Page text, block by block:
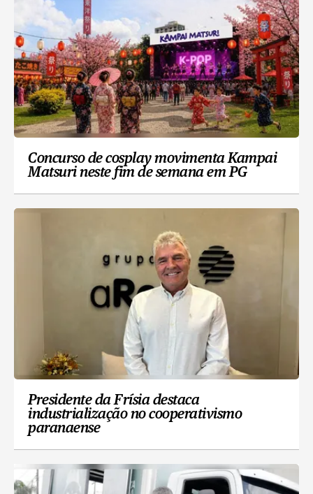
Concurso de cosplay movimenta Kampai
Matsuri neste fim de semana em PG
Presidente da Frísia destaca
industrialização no cooperativismo
paranaense